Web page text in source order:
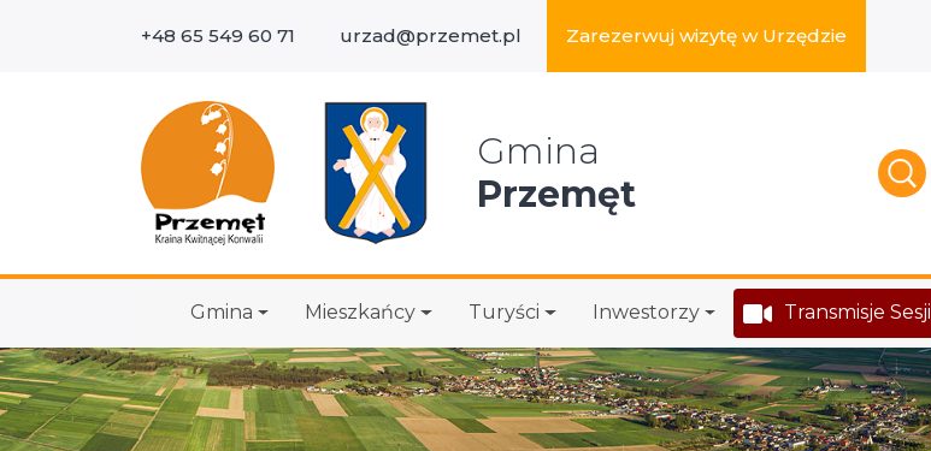
+48 65 549 60 71 urzad@przemet.pl Zarezerwuj wizytę w Urzędzie
Gmina
Przemęt
Gmina Mieszkańcy Turyści Inwestorzy Transmisje Sesji
Wyszukaj w serwisie